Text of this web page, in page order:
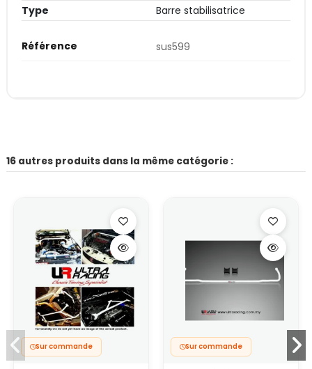
Type
Barre stabilisatrice
Référence sus599
16 autres produits dans la même catégorie :
Sur commande Sur commande